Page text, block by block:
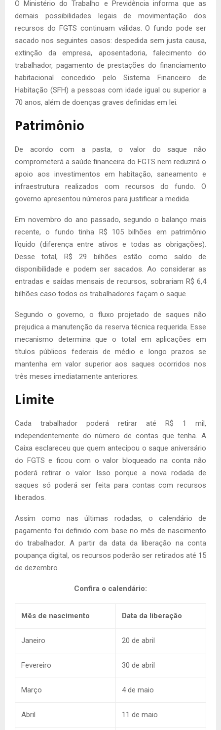
O Ministério do Trabalho e Previdência informa que as
demais possibilidades legais de movimentação dos
recursos do FGTS continuam válidas. O fundo pode ser
sacado nos seguintes casos: despedida sem justa causa,
extinção da empresa, aposentadoria, falecimento do
trabalhador, pagamento de prestações do financiamento
habitacional concedido pelo Sistema Financeiro de
Habitação (SFH) a pessoas com idade igual ou superior a
70 anos, além de doenças graves definidas em lei.
Patrimônio
De acordo com a pasta, o valor do saque não
comprometerá a saúde financeira do FGTS nem reduzirá o
apoio aos investimentos em habitação, saneamento e
infraestrutura realizados com recursos do fundo. O
governo apresentou números para justificar a medida.
Em novembro do ano passado, segundo o balanço mais
recente, o fundo tinha R$ 105 bilhões em patrimônio
líquido (diferença entre ativos e todas as obrigações).
Desse total, R$ 29 bilhões estão como saldo de
disponibilidade e podem ser sacados. Ao considerar as
entradas e saídas mensais de recursos, sobrariam R$ 6,4
bilhões caso todos os trabalhadores façam o saque.
Segundo o governo, o fluxo projetado de saques não
prejudica a manutenção da reserva técnica requerida. Esse
mecanismo determina que o total em aplicações em
títulos públicos federais de médio e longo prazos se
mantenha em valor superior aos saques ocorridos nos
três meses imediatamente anteriores.
Limite
Cada trabalhador poderá retirar até R$ 1 mil,
independentemente do número de contas que tenha. A
Caixa esclareceu que quem antecipou o saque aniversário
do FGTS e ficou com o valor bloqueado na conta não
poderá retirar o valor. Isso porque a nova rodada de
saques só poderá ser feita para contas com recursos
liberados.
Assim como nas últimas rodadas, o calendário de
pagamento foi definido com base no mês de nascimento
do trabalhador. A partir da data da liberação na conta
poupança digital, os recursos poderão ser retirados até 15
de dezembro.
Confira o calendário:
Mês de nascimento Data da liberação
Janeiro 20 de abril
Fevereiro 30 de abril
Março 4 de maio
Abril 11 de maio